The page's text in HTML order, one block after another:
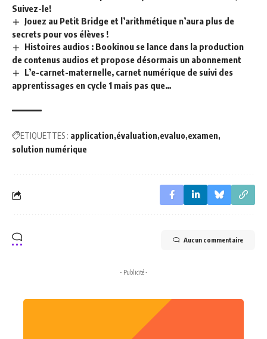
Suivez-le!
Jouez au Petit Bridge et l’arithmétique n’aura plus de
secrets pour vos élèves !
Histoires audios : Bookinou se lance dans la production
de contenus audios et propose désormais un abonnement
L’e-carnet-maternelle, carnet numérique de suivi des
apprentissages en cycle 1 mais pas que…
ETIQUETTES : application évaluation evaluo examen
solution numérique
Aucun commentaire
- Publicité -